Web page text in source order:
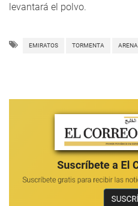
levantará el polvo.
EMIRATOS TORMENTA ARENA